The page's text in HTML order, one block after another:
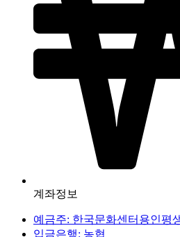
계좌정보
예금주: 한국문화센터용인평
입금은행: 농협